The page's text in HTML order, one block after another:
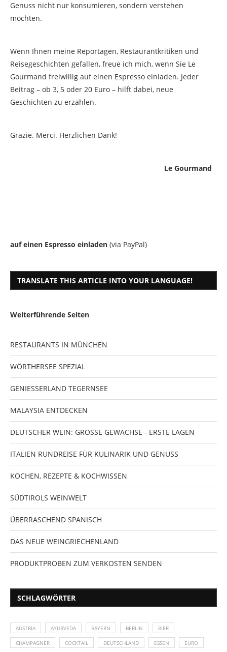
Genuss nicht nur konsumieren, sondern verstehen
möchten.
Wenn Ihnen meine Reportagen, Restaurantkritiken und
Reisegeschichten gefallen, freue ich mich, wenn Sie Le
Gourmand freiwillig auf einen Espresso einladen. Jeder
Beitrag – ob 3, 5 oder 20 Euro – hilft dabei, neue
Geschichten zu erzählen.
Grazie. Merci. Herzlichen Dank!
Le Gourmand
auf einen Espresso einladen (via PayPal)
TRANSLATE THIS ARTICLE INTO YOUR LANGUAGE!
Weiterführende Seiten
RESTAURANTS IN MÜNCHEN
WÖRTHERSEE SPEZIAL
GENIESSERLAND TEGERNSEE
MALAYSIA ENTDECKEN
DEUTSCHER WEIN: GROSSE GEWÄCHSE - ERSTE LAGEN
ITALIEN RUNDREISE FÜR KULINARIK UND GENUSS
KOCHEN, REZEPTE & KOCHWISSEN
SÜDTIROLS WEINWELT
ÜBERRASCHEND SPANISCH
DAS NEUE WEINGRIECHENLAND
PRODUKTPROBEN ZUM VERKOSTEN SENDEN
SCHLAGWÖRTER
AUSTRIA AYURVEDA BAYERN BERLIN BIER
CHAMPAGNER COCKTAIL DEUTSCHLAND ESSEN EURO